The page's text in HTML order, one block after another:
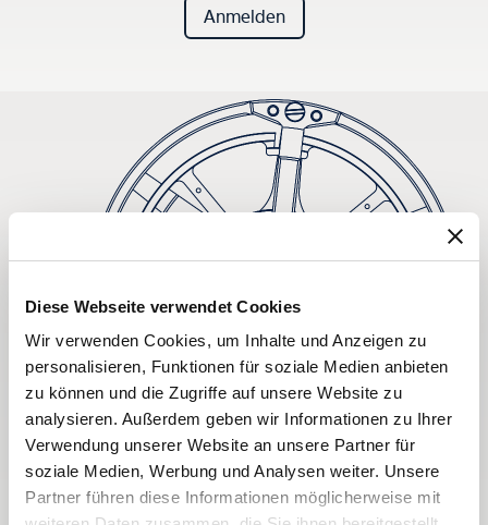
Diese Webseite verwendet Cookies
Wir verwenden Cookies, um Inhalte und Anzeigen zu
personalisieren, Funktionen für soziale Medien anbieten
zu können und die Zugriffe auf unsere Website zu
analysieren. Außerdem geben wir Informationen zu Ihrer
Verwendung unserer Website an unsere Partner für
soziale Medien, Werbung und Analysen weiter. Unsere
Partner führen diese Informationen möglicherweise mit
Anmelden